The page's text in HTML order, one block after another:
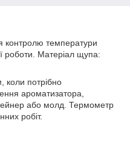
контролю температури
роботи. Матеріал щупа:
коли потрібно
ароматизатора,
або молд. Термометр
робіт.